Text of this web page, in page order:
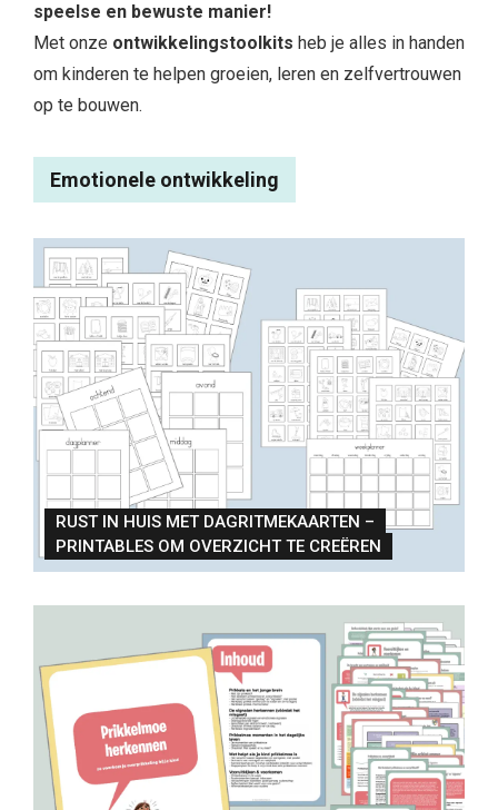
speelse en bewuste manier!
Met onze ontwikkelingstoolkits heb je alles in handen
om kinderen te helpen groeien, leren en zelfvertrouwen
op te bouwen.
Emotionele ontwikkeling
RUST IN HUIS MET DAGRITMEKAARTEN –
PRINTABLES OM OVERZICHT TE CREËREN